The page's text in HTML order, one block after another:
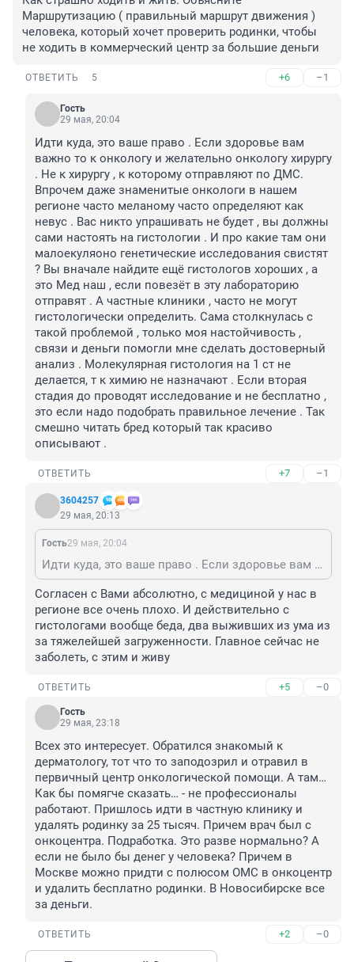
Маршрутизацию ( правильный маршрут движения )
человека, который хочет проверить родинки, чтобы
не ходить в коммерческий центр за большие деньги
ОТВЕТИТЬ 5 +6 –1
Гость
29 мая, 20:04
Идти куда, это ваше право . Если здоровье вам
важно то к онкологу и желательно онкологу хирургу
. Не к хирургу , к которому отправляют по ДМС.
Впрочем даже знаменитые онкологи в нашем
регионе часто меланому часто определяют как
невус . Вас никто упрашивать не будет , вы должны
сами настоять на гистологии . И про какие там они
малоекуляоно генетические исследования свистят
? Вы вначале найдите ещё гистологов хороших , а
это Мед наш , если повезёт в эту лабораторию
отправят . А частные клиники , часто не могут
гистологически определить. Сама столкнулась с
такой проблемой , только моя настойчивость ,
связи и деньги помогли мне сделать достоверный
анализ . Молекулярная гистология на 1 ст не
делается, т к химию не назначают . Если вторая
стадия до проводят исследование и не бесплатно ,
это если надо подобрать правильное лечение . Так
смешно читать бред который так красиво
описывают .
ОТВЕТИТЬ +7 –1
3604257
29 мая, 20:13
Гость29 мая, 20:04
Идти куда, это ваше право . Если здоровье вам важно то к онкологу и желательно онкологу хирургу . Не к хирургу , к которому отправляют по ДМС. Впрочем даже знаменитые онкологи в нашем регионе часто меланому часто определяют как невус . Вас никто упрашивать не будет , вы должны сами настоять на гистологии . И про какие там они малоекуляоно генетические исследования свистят ? Вы вначале найдите ещё гистологов хороших , а это Мед наш , если повезёт в эту лабораторию отправят . А частные клиники , часто не могут гистологически определить. Сама столкнулась с такой проблемой , только моя настойчивость , связи и деньги помогли мне сделать достоверный анализ . Молекулярная гистология на 1 ст не делается, т к химию не назначают . Если вторая стадия до проводят исследование и не бесплатно , это если надо подобрать правильное лечение . Так смешно читать бред который так красиво описывают .
Согласен с Вами абсолютно, с медициной у нас в
регионе все очень плохо. И действительно с
гистологами вообще беда, два выживших из ума из
за тяжелейшей загруженности. Главное сейчас не
заболеть, с этим и живу
ОТВЕТИТЬ +5 –0
Гость
29 мая, 23:18
Всех это интересует. Обратился знакомый к
дерматологу, тот что то заподозрил и отравил в
первичный центр онкологической помощи. А там…
Как бы помягче сказать… - не профессионалы
работают. Пришлось идти в частную клинику и
удалять родинку за 25 тысяч. Причем врач был с
онкоцентра. Подработка. Это разве нормально? А
если не было бы денег у человека? Причем в
Москве можно придти с полюсом ОМС в онкоцентр
и удалить бесплатно родинки. В Новосибирске все
за деньги.
ОТВЕТИТЬ +2 –0